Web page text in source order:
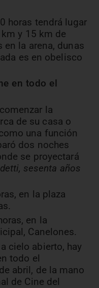
horas tendrá lugar
km y 15 km de
la arena, dunas
es en obelisco
en todo el
la
de su casa o
una función
dos noches
se proyectará
sesenta años
en la plaza
en la
Canelones.
cielo abierto, hay
todo el
abril, de la mano
de Cine del